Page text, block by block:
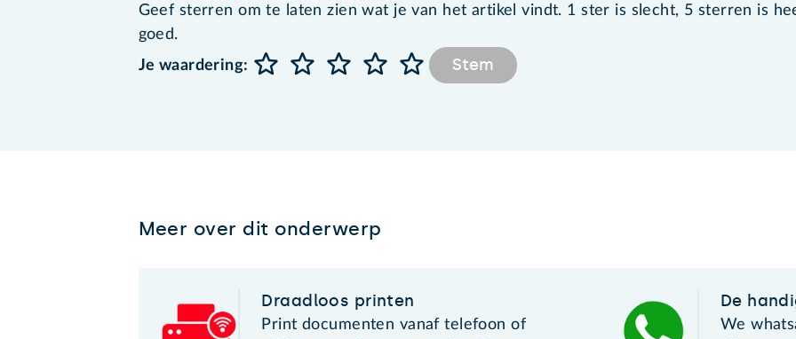
Geef sterren om te laten zien wat je van het artikel vindt. 1 ster is slecht, 5 sterren is
goed.
Je waardering:
Stem
Meer over dit onderwerp
Draadloos printen
Print documenten vanaf telefoon of
De
We